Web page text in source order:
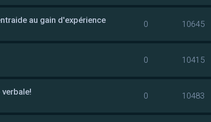
au gain d'expérience 0 10645
0 10415
0 10483